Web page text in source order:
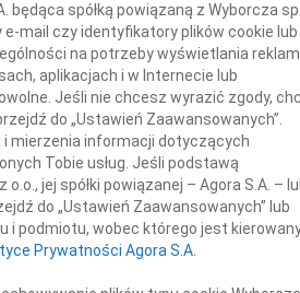
+ szukanie
INNE NEKROLOGI
Tadeusz Kotłowski05.08.2026
Z ogromnym żalem i bólem w
Krystyna Kowandywiek: 93
Z głębokim żalem
Krystyna Janowicz 24.07.2026
"Pan jest Pasterzem moim,
Zbigniew Zygmunt
W dniu 9 lipca 2026 roku,
będąca spółką powiązaną z Wyborcza
mail czy identyfikatory plików cookie lub
na potrzeby wyświetlania reklam
aplikacjach i w Internecie lub
Jeśli nie chcesz wyrazić zgody,
do „Ustawień Zaawansowanych”.
mierzenia informacji dotyczących
Tobie usług. Jeśli podstawą
jej spółki powiązanej – Agora S.A. –
do „Ustawień Zaawansowanych” lub
podmiotu, wobec którego jest
Prywatności Agora S.A.